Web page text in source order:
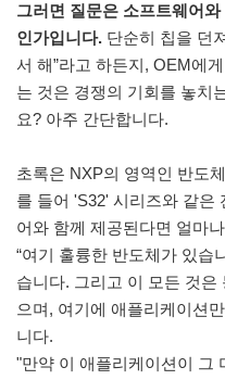
그러면 질문은 소프트웨어
인가입니다. 단순히 칩을 던
서 해”라고 하든지, OEM에
는 것은 경쟁의 기회를 놓치
요? 아주 간단합니다.
초록은 NXP의 영역인 반도
를 들어 'S32' 시리즈와 같은
어와 함께 제공된다면 얼마
“여기 훌륭한 반도체가 있습
습니다. 그리고 이 모든 것은
으며, 여기에 애플리케이션
니다.
"만약 이 애플리케이션이 그